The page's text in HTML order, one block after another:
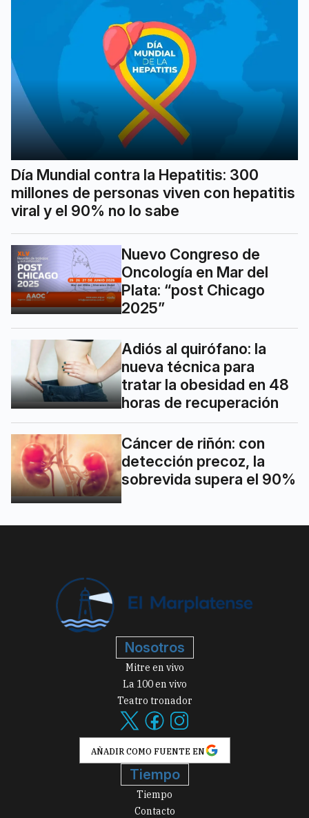
Día Mundial contra la Hepatitis: 300
millones de personas viven con hepatitis
viral y el 90% no lo sabe
Nuevo Congreso de
Oncología en Mar del
Plata: “post Chicago
2025”
Adiós al quirófano: la
nueva técnica para
tratar la obesidad en 48
horas de recuperación
Cáncer de riñón: con
detección precoz, la
sobrevida supera el 90%
Nosotros
Mitre en vivo
La 100 en vivo
Teatro tronador
AÑADIR COMO FUENTE EN
Tiempo
Tiempo
Contacto